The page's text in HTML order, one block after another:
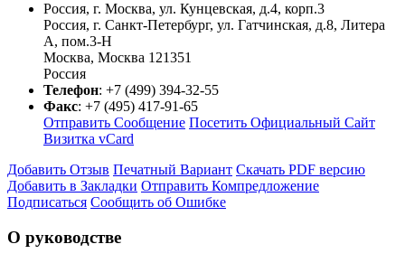
Россия, г. Москва, ул. Кунцевская, д.4, корп.3
Россия, г. Санкт-Петербург, ул. Гатчинская, д.8, Литера
А, пом.3-Н
Москва, Москва 121351
Россия
Телефон: +7 (499) 394-32-55
Факс: +7 (495) 417-91-65
Отправить Сообщение Посетить Официальный Сайт
Визитка vCard
Добавить Отзыв Печатный Вариант Скачать PDF версию
Добавить в Закладки Отправить Компредложение
Подписаться Сообщить об Ошибке
О руководстве